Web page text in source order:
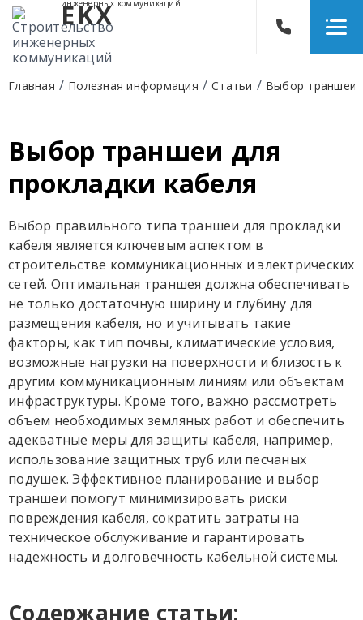
EKX
инженерных коммуникаций
Главная / Полезная информация / Статьи / Выбор траншеи
Выбор траншеи для
прокладки кабеля
Выбор правильного типа траншеи для прокладки
кабеля является ключевым аспектом в
строительстве коммуникационных и электрических
сетей. Оптимальная траншея должна обеспечивать
не только достаточную ширину и глубину для
размещения кабеля, но и учитывать такие
факторы, как тип почвы, климатические условия,
возможные нагрузки на поверхности и близость к
другим коммуникационным линиям или объектам
инфраструктуры. Кроме того, важно рассмотреть
объем необходимых земляных работ и обеспечить
адекватные меры для защиты кабеля, например,
использование защитных труб или песчаных
подушек. Эффективное планирование и выбор
траншеи помогут минимизировать риски
повреждения кабеля, сократить затраты на
техническое обслуживание и гарантировать
надежность и долговечность кабельной системы.
Содержание статьи: